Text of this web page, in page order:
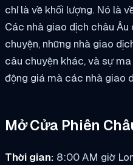
chỉ là về khối lượng. Nó là
Các nhà giao dịch châu
chuyện, những nhà giao
câu chuyện khác, và sự
động giá mà các nhà giao
Mở Cửa Phiên
Thời gian: 8:00 AM giờ